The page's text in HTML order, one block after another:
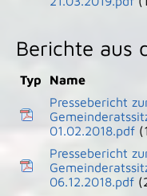
Berichte aus
Typ Name
Pressebericht
01.02.2018.pdf
Pressebericht
06.12.2018.pdf